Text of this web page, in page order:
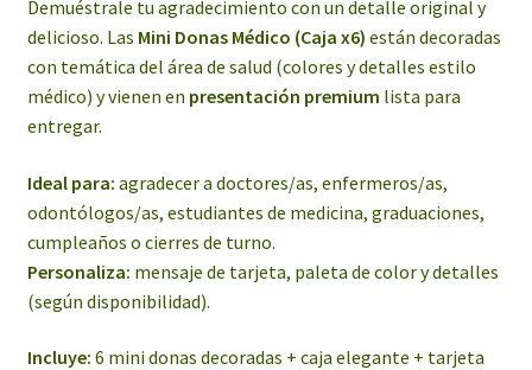
Demuéstrale tu agradecimiento con un detalle original y
delicioso. Las Mini Donas Médico (Caja x6) están decoradas
con temática del área de salud (colores y detalles estilo
médico) y vienen en presentación premium lista para
entregar.
Ideal para: agradecer a doctores/as, enfermeros/as,
odontólogos/as, estudiantes de medicina, graduaciones,
cumpleaños o cierres de turno.
Personaliza: mensaje de tarjeta, paleta de color y detalles
(según disponibilidad).
Incluye: 6 mini donas decoradas + caja elegante + tarjeta